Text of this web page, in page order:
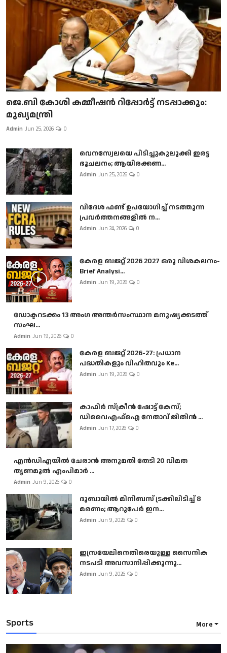
ജെ.ബി കോശി കമ്മീഷൻ റിപ്പോർട്ട് നടപ്പാക്കും:
മുഖ്യമന്ത്രി
Admin Jun 25, 2026 0
വെനസ്വേലയെ പിടിച്ചുകുലുക്കി ഇരട്ട
ഭൂചലനം; ആയിരക്കണ...
Admin Jun 25, 2026 0
വിദേശ ഫണ്ട് ഉപയോഗിച്ച് നടത്തുന്ന
പ്രവർത്തനങ്ങളിൽ ന...
Admin Jun 24, 2026 0
കേരള ബജറ്റ് 2026 2027 ഒരു വിശകലനം-
Brief Analysi...
Admin Jun 19, 2026 0
ഡോക്ടറടക്കം 13 അംഗ അന്തർസംസ്ഥാന മനുഷ്യക്കടത്ത്
സംഘ...
Admin Jun 19, 2026 0
കേരള ബജറ്റ് 2026-27: പ്രധാന
പദ്ധതികളും വിഹിതവും Ke...
Admin Jun 19, 2026 0
കാഫിർ സ്‌ക്രീൻ ഷോട്ട് കേസ്;
ഡിവൈഎഫ്ഐ നേതാവ് ജിതിൻ ...
Admin Jun 17, 2026 0
എൻഡിഎയിൽ ചേരാൻ അനുമതി തേടി 20 വിമത
തൃണമൂൽ എംപിമാർ ...
Admin Jun 9, 2026 0
ദുബായിൽ മിനിബസ്​ ട്രക്കിലിടിച്ച് 8
മരണം; ആറുപേർ ഇന...
Admin Jun 9, 2026 0
ഇസ്രയേലിനെതിരെയുള്ള സൈനിക
നടപടി അവസാനിപ്പിക്കുന്നു...
Admin Jun 9, 2026 0
Sports More